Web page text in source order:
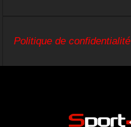
Politique de confidentialité